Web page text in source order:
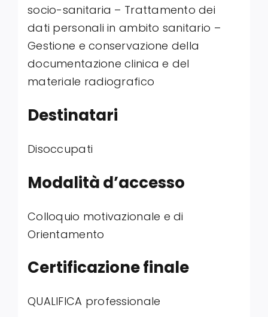
socio-sanitaria – Trattamento dei
dati personali in ambito sanitario –
Gestione e conservazione della
documentazione clinica e del
materiale radiografico
Destinatari
Disoccupati
Modalità d’accesso
Colloquio motivazionale e di
Orientamento
Certificazione finale
QUALIFICA professionale